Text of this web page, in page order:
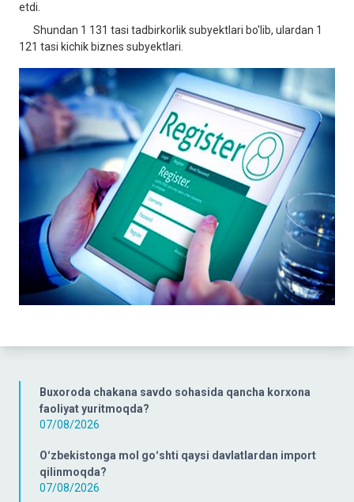
Buxoroda chakana savdo sohasida qancha korxona
faoliyat yuritmoqda?
07/08/2026
Oʻzbekistonga mol goʻshti qaysi davlatlardan import
qilinmoqda?
07/08/2026
etdi.
Shundan 1 131 tasi tadbirkorlik subyektlari bo'lib, ulardan 1
121 tasi kichik biznes subyektlari.